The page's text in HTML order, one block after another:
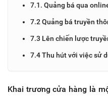
7.1. Quảng bá qua
7.2 Quảng bá truyền
7.3 Lên chiến lược
7.4 Thu hút với việc sử
Khai trương cửa hàng là